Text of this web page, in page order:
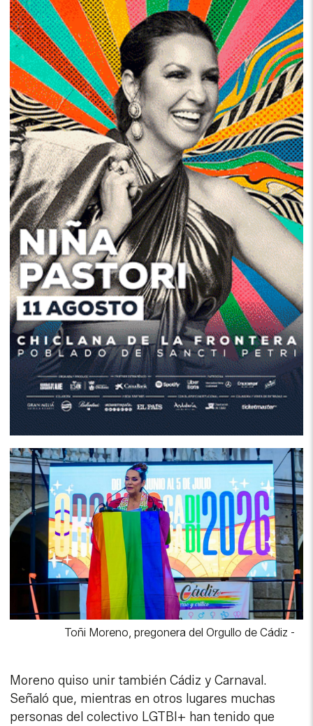
Toñi Moreno, pregonera del Orgullo de Cádiz -
Moreno quiso unir también Cádiz y Carnaval.
Señaló que, mientras en otros lugares muchas
personas del colectivo LGTBI+ han tenido que